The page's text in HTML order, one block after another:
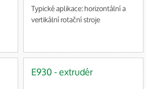
Typické aplikace: horizontální a
vertikální rotační stroje
E930 - extrudér